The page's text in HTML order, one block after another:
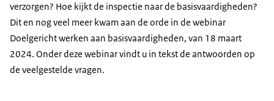
verzorgen? Hoe kijkt de inspectie naar de basisvaardigheden?
Dit en nog veel meer kwam aan de orde in de webinar
Doelgericht werken aan basisvaardigheden, van 18 maart
2024. Onder deze webinar vindt u in tekst de antwoorden op
de veelgestelde vragen.